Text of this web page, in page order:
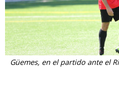
Güemes, en el partido ante el